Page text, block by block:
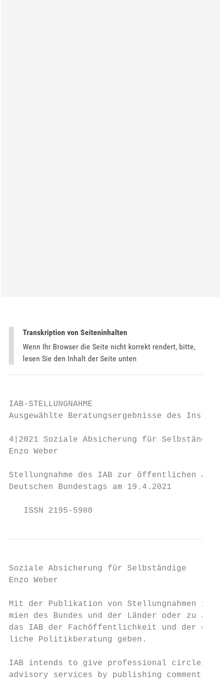
Transkription von Seiteninhalten
Wenn Ihr Browser die Seite nicht korrekt rendert, bitte,
lesen Sie den Inhalt der Seite unten
IAB-STELLUNGNAHME
Ausgewählte Beratungsergebnisse des
4|2021 Soziale Absicherung für Selbständige
Enzo Weber
Stellungnahme des IAB zur öffentlichen
Deutschen Bundestags am 19.4.2021
   ISSN 2195-5980
Soziale Absicherung für Selbständige
Enzo Weber
Mit der Publikation von Stellungnahmen zu
mien des Bundes und der Länder oder zu
das IAB der Fachöffentlichkeit und der
liche Politikberatung geben.
IAB intends to give professional circles
advisory services by publishing comments